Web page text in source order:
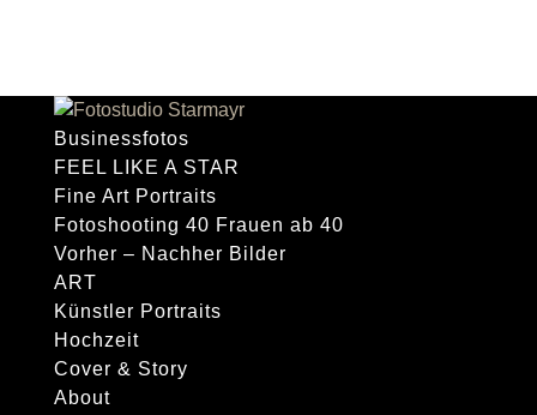
Businessfotos
FEEL LIKE A STAR
Fine Art Portraits
Fotoshooting 40 Frauen ab 40
Vorher – Nachher Bilder
ART
Künstler Portraits
Hochzeit
Cover & Story
About